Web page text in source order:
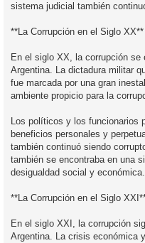
sistema judicial también
**La Corrupción en el Siglo XX**
En el siglo XX, la corrupción
Argentina. La dictadura militar
fue marcada por una gran
ambiente propicio para la
Los políticos y los funcionarios
beneficios personales y
también continuó siendo
también se encontraba en una
desigualdad social y económica.
**La Corrupción en el Siglo
En el siglo XXI, la corrupción
Argentina. La crisis económica